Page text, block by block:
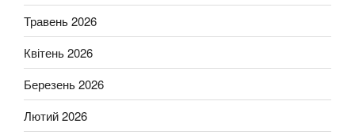
Травень 2026
Квітень 2026
Березень 2026
Лютий 2026